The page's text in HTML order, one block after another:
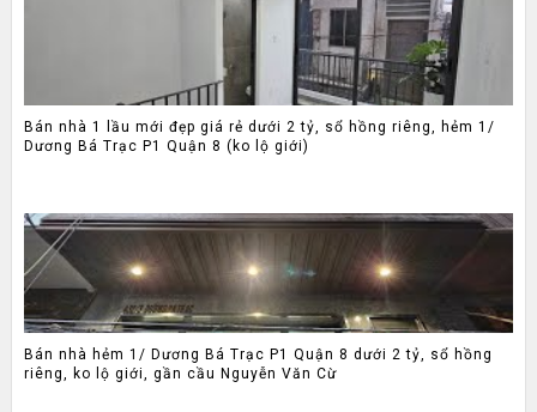
Bán nhà 1 lầu mới đẹp giá rẻ dưới 2 tỷ, sổ hồng riêng, hẻm 1/
Dương Bá Trạc P1 Quận 8 (ko lộ giới)
Bán nhà hẻm 1/ Dương Bá Trạc P1 Quận 8 dưới 2 tỷ, sổ hồng
riêng, ko lộ giới, gần cầu Nguyễn Văn Cừ